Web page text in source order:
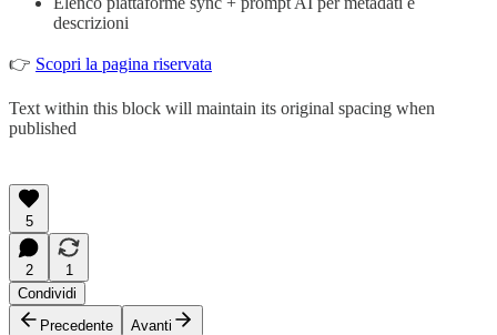
descrizioni
👉 Scopri la pagina riservata
Text within this block will maintain its original spacing when
published
5
2
1
Condividi
Precedente
Avanti